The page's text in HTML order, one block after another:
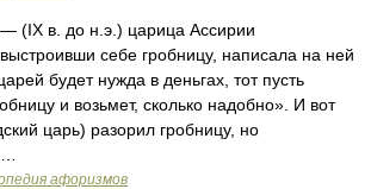
— (IX в. до н.э.) царица Ассирии
себе гробницу, написала на ней
будет нужда в деньгах, тот пусть
и возьмет, сколько надобно». И вот
царь) разорил гробницу, но
афоризмов